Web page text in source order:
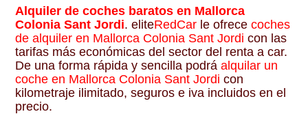
Alquiler de coches baratos en Mallorca
Colonia Sant Jordi. eliteRedCar le ofrececoches
de alquiler en Mallorca Colonia Sant Jordi con las
tarifas más económicas del sector del renta a car.
De una forma rápida y sencilla podráalquilar un
coche en Mallorca Colonia Sant Jordi con
kilometraje ilimitado, seguros e iva incluidos en el
precio.